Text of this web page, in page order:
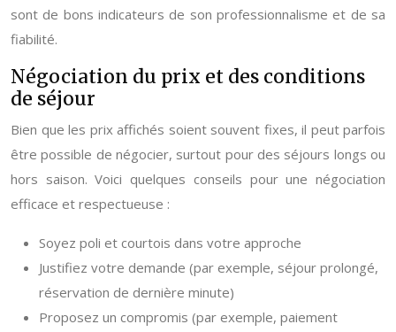
sont de bons indicateurs de son professionnalisme et de sa
fiabilité.
Négociation du prix et des conditions
de séjour
Bien que les prix affichés soient souvent fixes, il peut parfois
être possible de négocier, surtout pour des séjours longs ou
hors saison. Voici quelques conseils pour une négociation
efficace et respectueuse :
Soyez poli et courtois dans votre approche
Justifiez votre demande (par exemple, séjour prolongé,
réservation de dernière minute)
Proposez un compromis (par exemple, paiement